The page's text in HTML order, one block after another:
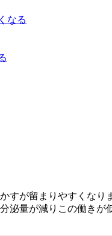
なる
すが留まりやすくな
泌量が減りこの働きが